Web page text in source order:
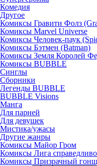
Комедия
Другое
Комиксы Гравити Фолз
Комиксы Marvel Universe
Комиксы Человек-паук
Комиксы Бэтмен (Batman)
Комиксы Земля Королей
Комиксы BUBBLE
Синглы
Сборники
Легенды BUBBLE
BUBBLE Visions
Манга
Для парней
Для девушек
Мистика/ужасы
Другие жанры
Комиксы Майор Гром
Комиксы Лига
Комиксы Призрачный